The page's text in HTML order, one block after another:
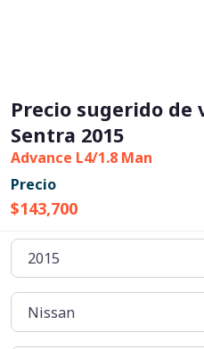
Precio sugerido de
Sentra 2015
Advance L4/1.8 Man
Precio
$143,700